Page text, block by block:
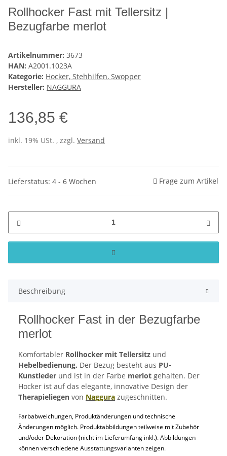
Rollhocker Fast mit Tellersitz |
Bezugfarbe merlot
Artikelnummer: 3673
HAN: A2001.1023A
Kategorie: Hocker, Stehhilfen, Swopper
Hersteller: NAGGURA
136,85 €
inkl. 19% USt. , zzgl. Versand
Lieferstatus: 4 - 6 Wochen Frage zum Artikel
Beschreibung
Rollhocker Fast in der Bezugfarbe
merlot
Komfortabler Rollhocker mit Tellersitz und
Hebelbedienung. Der Bezug besteht aus PU-
Kunstleder und ist in der Farbe merlot gehalten. Der
Hocker ist auf das elegante, innovative Design der
Therapieliegen von Naggura zugeschnitten.
Farbabweichungen, Produktänderungen und technische
Änderungen möglich. Produktabbildungen teilweise mit Zubehör
und/oder Dekoration (nicht im Lieferumfang inkl.). Abbildungen
können verschiedene Ausstattungsvarianten zeigen.